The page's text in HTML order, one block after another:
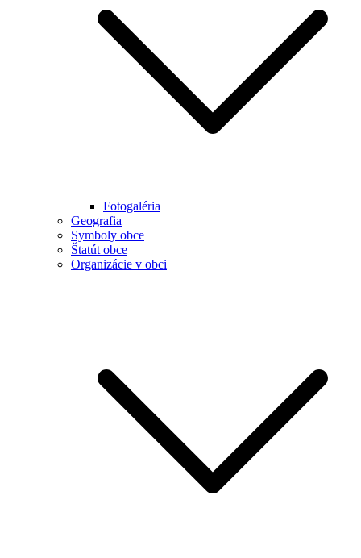
Fotogaléria
Geografia
Symboly obce
Štatút obce
Organizácie v obci